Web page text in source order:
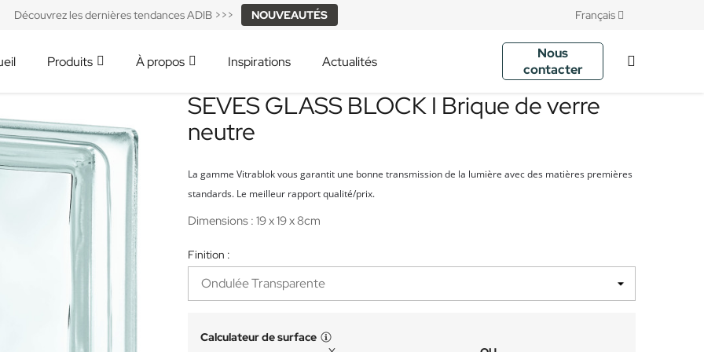
Découvrez les dernières tendances ADIB >>> NOUVEAUTÉS Français
Nous
contacter
Produits À propos Inspirations Actualités
SEVES GLASS BLOCK I Brique de verre
neutre
La gamme Vitrablok vous garantit une bonne transmission de la lumière avec des matières premières
standards. Le meilleur rapport qualité/prix.
Dimensions : 19 x 19 x 8cm
Finition :
Calculateur de surface